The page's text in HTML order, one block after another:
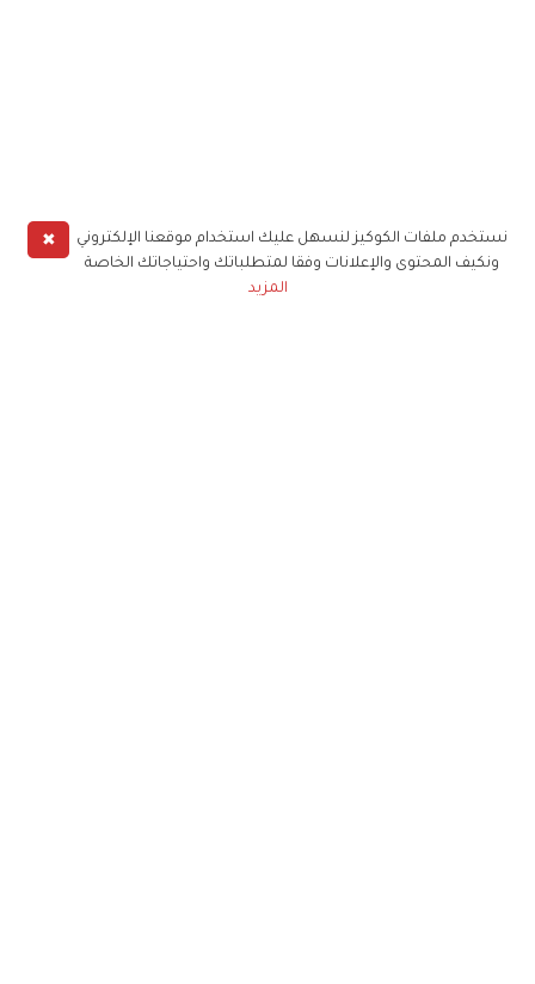
✖
نستخدم ملفات الكوكيز لنسهل عليك استخدام موقعنا الإلكتروني
ونكيف المحتوى والإعلانات وفقا لمتطلباتك واحتياجاتك الخاصة
المزيد